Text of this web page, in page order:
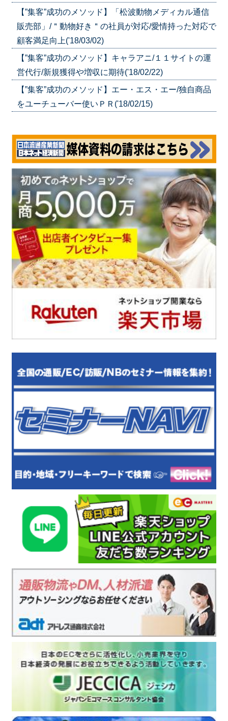
【”集客”成功のメソッド】「松波動物メディカル通信
販売部」/＂動物好き＂の社員が対応/愛情持った対応で
顧客満足向上('18/03/02)
【”集客”成功のメソッド】キャラアニ/１１サイトの運
営代行/新規獲得や増収に期待('18/02/22)
【”集客”成功のメソッド】エー・エス・エー/独自商品
をユーチューバー使いＰＲ('18/02/15)